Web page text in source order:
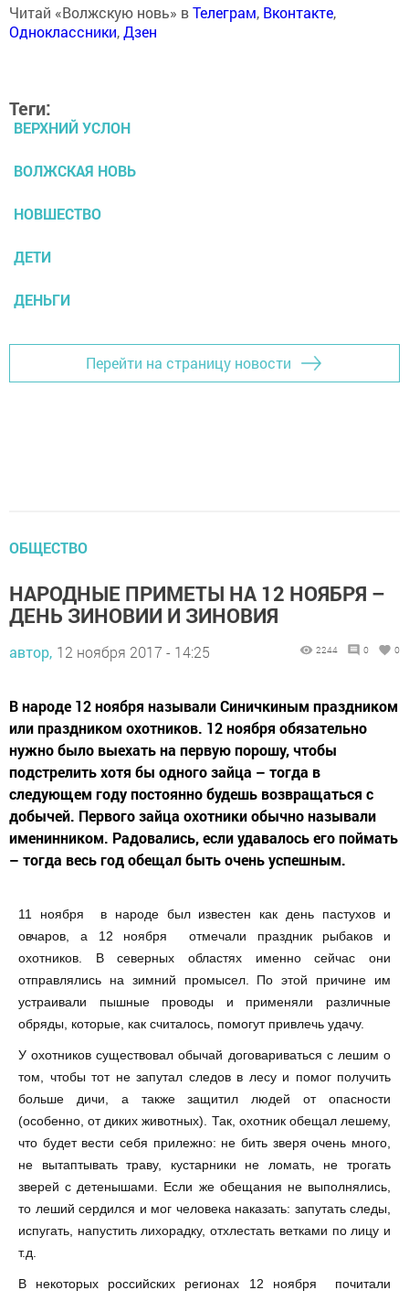
Читай «Волжскую новь» вТелеграм, Вконтакте,
Одноклассники,Дзен
Теги:
ВЕРХНИЙ УСЛОН
ВОЛЖСКАЯ НОВЬ
НОВШЕСТВО
ДЕТИ
ДЕНЬГИ
Перейти на страницу новости
ОБЩЕСТВО
НАРОДНЫЕ ПРИМЕТЫ НА 12 НОЯБРЯ –
ДЕНЬ ЗИНОВИИ И ЗИНОВИЯ
автор, 12 ноября 2017 - 14:25 2244 0 0
В народе 12 ноября называли Синичкиным праздником
или праздником охотников. 12 ноября обязательно
нужно было выехать на первую порошу, чтобы
подстрелить хотя бы одного зайца – тогда в
следующем году постоянно будешь возвращаться с
добычей. Первого зайца охотники обычно называли
именинником. Радовались, если удавалось его поймать
– тогда весь год обещал быть очень успешным.
11 ноября в народе был известен как день пастухов и
овчаров, а 12 ноября отмечали праздник рыбаков и
охотников. В северных областях именно сейчас они
отправлялись на зимний промысел. По этой причине им
устраивали пышные проводы и применяли различные
обряды, которые, как считалось, помогут привлечь удачу.
У охотников существовал обычай договариваться с лешим о
том, чтобы тот не запутал следов в лесу и помог получить
больше дичи, а также защитил людей от опасности
(особенно, от диких животных). Так, охотник обещал лешему,
что будет вести себя прилежно: не бить зверя очень много,
не вытаптывать траву, кустарники не ломать, не трогать
зверей с детенышами. Если же обещания не выполнялись,
то леший сердился и мог человека наказать: запутать следы,
испугать, напустить лихорадку, отхлестать ветками по лицу и
т.д.
В некоторых российских регионах 12 ноября почитали